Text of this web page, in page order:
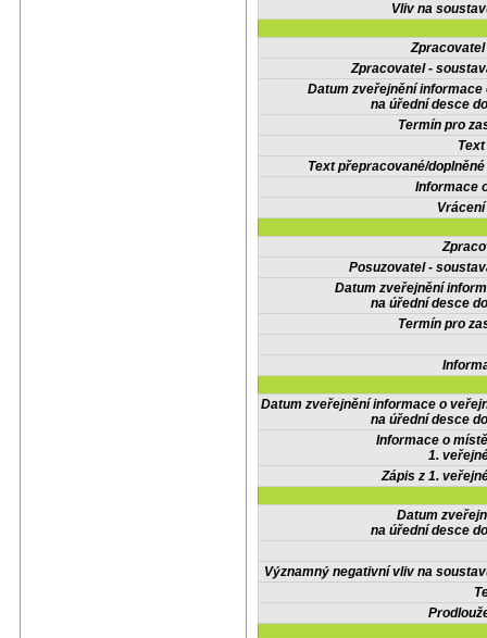
Vliv na
Zpracovatel -
Datum zveřejnění informace
na úřední desce
Termín pro
Text přepracované/
Informace
Posuzovatel -
Datum zveřejnění
na úřední desce
Termín pro
Datum zveřejnění informace o
na úřední desce
Informace o
1.
Zápis z 1.
Datum
na úřední desce
Významný negativní vliv na